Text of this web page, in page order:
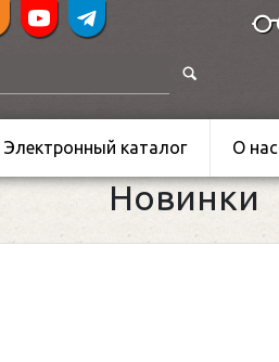
Электронный каталог О нас
Новинки